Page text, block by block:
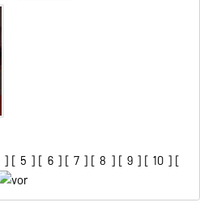
] [ 5 ] [ 6 ] [ 7 ] [ 8 ] [ 9 ] [ 10 ] [